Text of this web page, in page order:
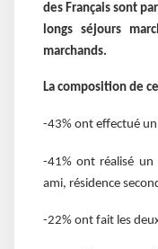
des Français sont
longs séjours
marchands.
La composition de
-43% ont effectué
-41% ont réalisé
ami, résidence
-22% ont fait les